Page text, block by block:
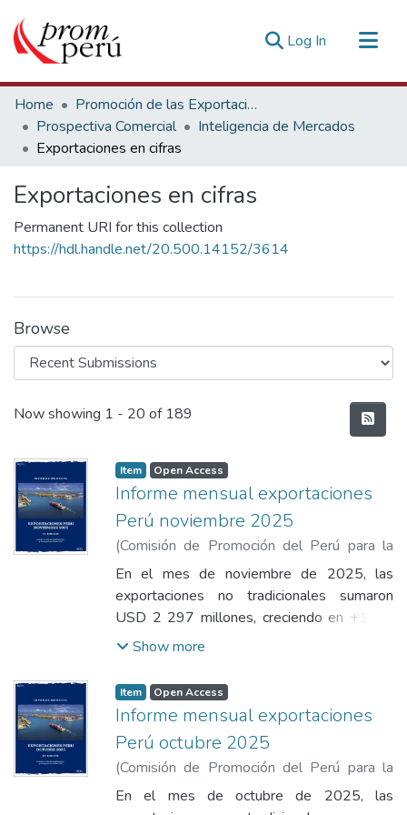
Log In (current)
Communities & Collections
All of DSpace
Statistics
Home
Promoción de las Exportaciones
Prospectiva Comercial
Inteligencia de Mercados
Exportaciones en cifras
Exportaciones en cifras
Permanent URI for this collection
https://hdl.handle.net/20.500.14152/3614
Browse
Recent Submissions
Now showing 1 - 20 of 189
Item Open Access
Informe mensual exportaciones
Perú noviembre 2025
(Comisión de Promoción del Perú para la
Exportación y el Turismo, 2025-11)
Comisión de Promoción del Perú para la
Exportación y el Turismo
En el mes de noviembre de 2025, las
exportaciones no tradicionales sumaron
USD 2 297 millones, creciendo en +1,8%
con respecto al mismo mes del año 2024.
Perú consolidaron envíos por USD 8 142
millones, creciendo en +5,6% respecto del
mismo mes del año anterior. Durante el mes
de noviembre de 2025, los sectores que
han mostrado comportamientos positivos
en las exportaciones no tradicionales, fueron
Show more
Item Open Access
Informe mensual exportaciones
Perú octubre 2025
(Comisión de Promoción del Perú para la
Exportación y el Turismo,2025-10)
En el mes de octubre de 2025, las